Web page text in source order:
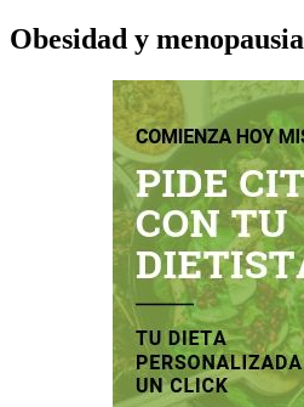
Obesidad y menopausia